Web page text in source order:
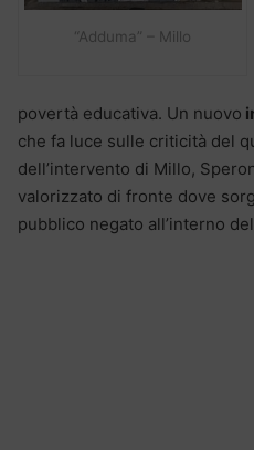
“Adduma” – Millo
povertà educativa. Un nuovo
che fa luce sulle criticità del
dell’intervento di Millo,
valorizzato di fronte dove
pubblico negato all’interno